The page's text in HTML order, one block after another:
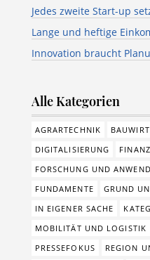
Jedes zweite Start-up
Lange und heftige
Innovation braucht
Alle Kategorien
AGRARTECHNIK
DIGITALISIERUNG
FORSCHUNG UND
FUNDAMENTE
GRUND
IN EIGENER SACHE
MOBILITÄT UND LOGISTIK
PRESSEFOKUS
REGION